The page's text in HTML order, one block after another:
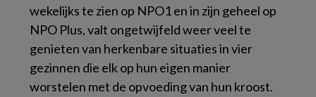
wekelijks te zien op NPO1 en in zijn geheel op
NPO Plus, valt ongetwijfeld weer veel te
genieten van herkenbare situaties in vier
gezinnen die elk op hun eigen manier
worstelen met de opvoeding van hun kroost.